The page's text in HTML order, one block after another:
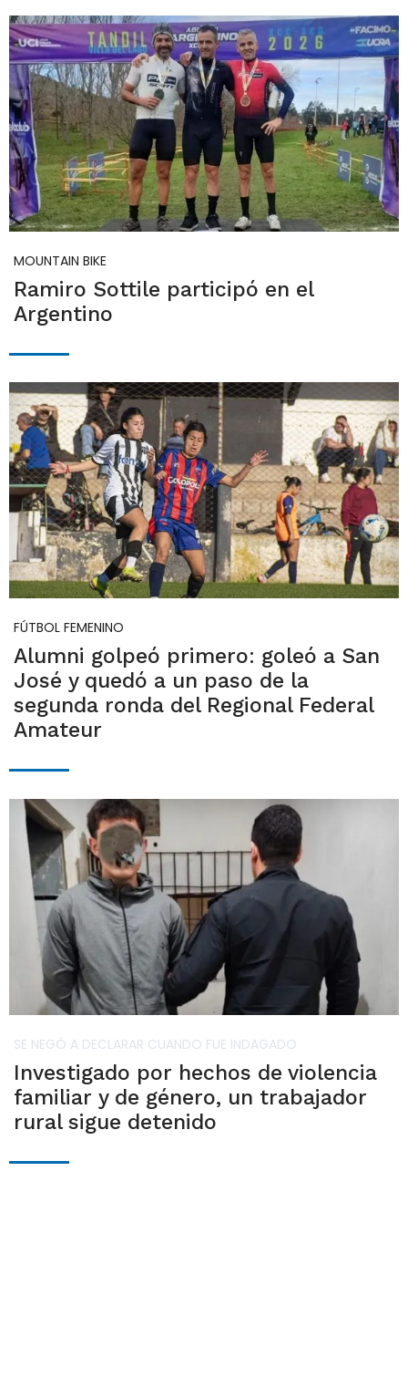
MOUNTAIN BIKE
Ramiro Sottile participó en el
Argentino
FÚTBOL FEMENINO
Alumni golpeó primero: goleó a San
José y quedó a un paso de la
segunda ronda del Regional Federal
Amateur
SE NEGÓ A DECLARAR CUANDO FUE INDAGADO
Investigado por hechos de violencia
familiar y de género, un trabajador
rural sigue detenido